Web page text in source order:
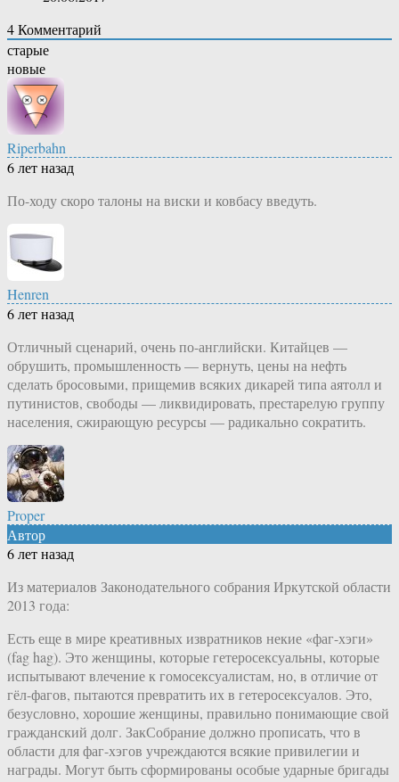
4Комментарий
старые
новые
Riperbahn
6 лет назад
По-ходу скоро талоны на виски и ковбасу введуть.
Henren
6 лет назад
Отличный сценарий, очень по-английски. Китайцев —
обрушить, промышленность — вернуть, цены на нефть
сделать бросовыми, прищемив всяких дикарей типа аятолл и
путинистов, свободы — ликвидировать, престарелую группу
населения, сжирающую ресурсы — радикально сократить.
Proper
Автор
6 лет назад
Из материалов Законодательного собрания Иркутской области
2013 года:
Есть еще в мире креативных извратников некие «фаг-хэги»
(fag hag). Это женщины, которые гетеросексуальны, которые
испытывают влечение к гомосексуалистам, но, в отличие от
гёл-фагов, пытаются превратить их в гетеросексуалов. Это,
безусловно, хорошие женщины, правильно понимающие свой
гражданский долг. ЗакСобрание должно прописать, что в
области для фаг-хэгов учреждаются всякие привилегии и
награды. Могут быть сформированы особые ударные бригады